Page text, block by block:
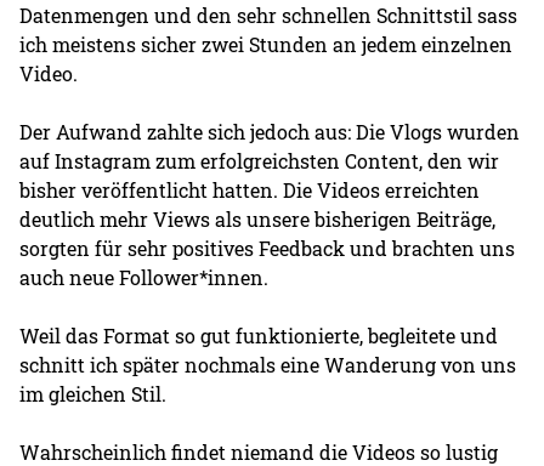
Datenmengen und den sehr schnellen Schnittstil sass
ich meistens sicher zwei Stunden an jedem einzelnen
Video.
Der Aufwand zahlte sich jedoch aus: Die Vlogs wurden
auf Instagram zum erfolgreichsten Content, den wir
bisher veröffentlicht hatten. Die Videos erreichten
deutlich mehr Views als unsere bisherigen Beiträge,
sorgten für sehr positives Feedback und brachten uns
auch neue Follower*innen.
Weil das Format so gut funktionierte, begleitete und
schnitt ich später nochmals eine Wanderung von uns
im gleichen Stil.
Wahrscheinlich findet niemand die Videos so lustig